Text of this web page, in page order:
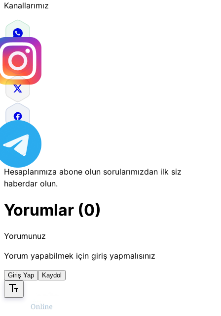
Kanallarımız
Hesaplarımıza abone olun sorularımızdan ilk siz
haberdar olun.
Yorumlar (0)
Yorumunuz
Yorum yapabilmek için giriş yapmalısınız
Giriş Yap Kaydol